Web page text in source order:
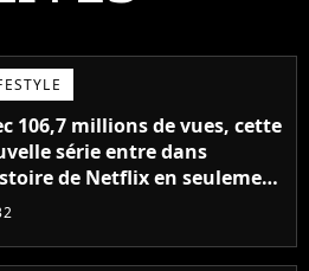
106,7 millions de vues, cette
série entre dans
de Netflix en seulement